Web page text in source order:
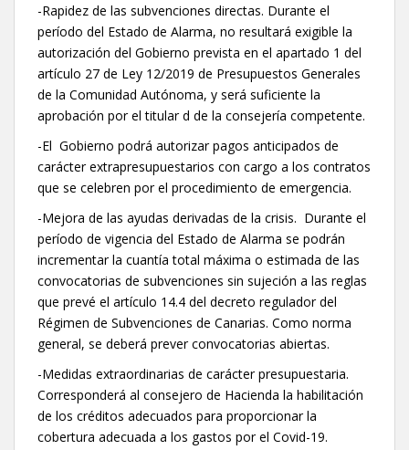
-Rapidez de las subvenciones directas. Durante el
período del Estado de Alarma, no resultará exigible la
autorización del Gobierno prevista en el apartado 1 del
artículo 27 de Ley 12/2019 de Presupuestos Generales
de la Comunidad Autónoma, y será suficiente la
aprobación por el titular d de la consejería competente.
-El Gobierno podrá autorizar pagos anticipados de
carácter extrapresupuestarios con cargo a los contratos
que se celebren por el procedimiento de emergencia.
-Mejora de las ayudas derivadas de la crisis. Durante el
período de vigencia del Estado de Alarma se podrán
incrementar la cuantía total máxima o estimada de las
convocatorias de subvenciones sin sujeción a las reglas
que prevé el artículo 14.4 del decreto regulador del
Régimen de Subvenciones de Canarias. Como norma
general, se deberá prever convocatorias abiertas.
-Medidas extraordinarias de carácter presupuestaria.
Corresponderá al consejero de Hacienda la habilitación
de los créditos adecuados para proporcionar la
cobertura adecuada a los gastos por el Covid-19.